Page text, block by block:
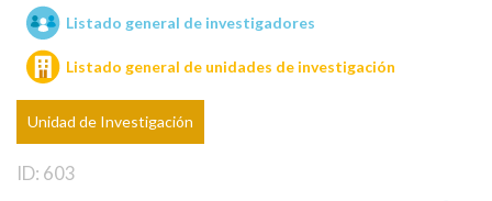
Unidades de investigación
Listado general de investigadores
Listado general de unidades de investigación
Unidad de Investigación
ID: 603